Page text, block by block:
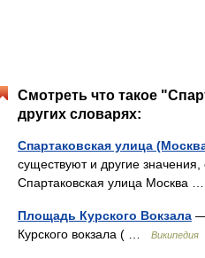
Смотреть что такое
других словарях:
Спартаковская улица
существуют и другие значения,
Спартаковская улица Москва
Площадь Курского Вокзала —
Курского вокзала ( …
Википедия